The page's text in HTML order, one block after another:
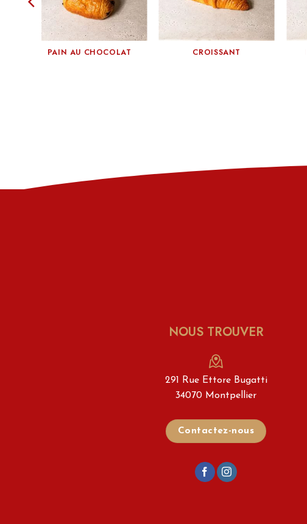
PAIN AU CHOCOLAT CROISSANT
NOUS TROUVER
291 Rue Ettore Bugatti
34070 Montpellier
Contactez-nous